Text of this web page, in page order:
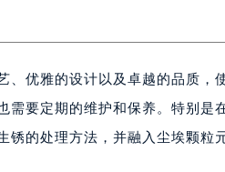
优雅的设计以及卓越的品质，
需要定期的维护和保养。特别是
的处理方法，并融入尘埃颗粒